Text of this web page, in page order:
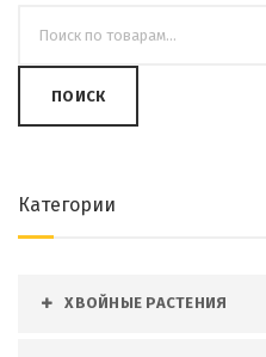
ПОИСК
Категории
ХВОЙНЫЕ РАСТЕНИЯ